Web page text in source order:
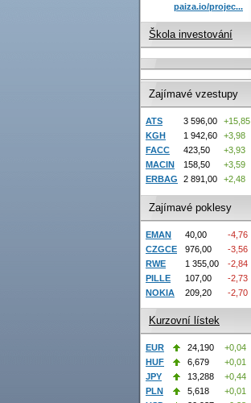
paiza.io/projec...
Škola investování
Zajímavé vzestupy
ATS 3 596,00
+15,85
KGH
1 942,60
+3,98
FACC
423,50
+3,93
MACIN
158,50
+3,59
ERBAG
2 891,00 +2,48
Zajímavé poklesy
EMAN 40,00
-4,76
CZGCE
976,00
-3,56
RWE
1 355,00
-2,84
PILLE
107,00
-2,73
NOKIA
209,20 -2,70
Kurzovní lístek
EUR 24,190
+0,04
HUF
6,679
+0,01
JPY
13,288
+0,44
PLN
5,618
+0,01